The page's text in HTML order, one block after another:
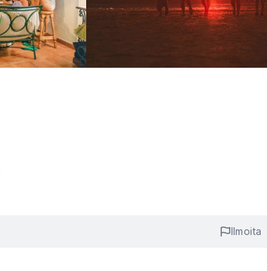
Ilmoita